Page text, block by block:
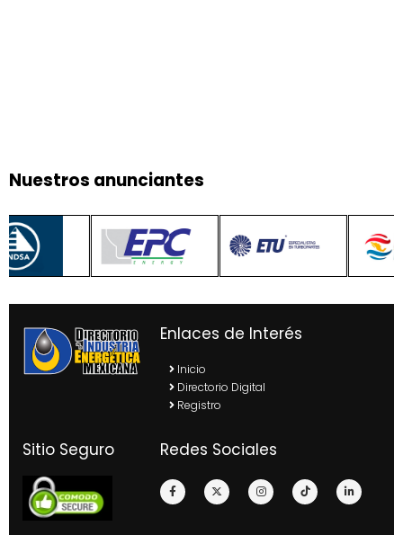
Nuestros anunciantes
Enlaces de Interés
Inicio
Directorio Digital
Registro
Sitio Seguro Redes Sociales